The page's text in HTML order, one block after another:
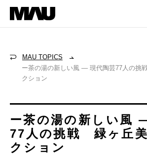
MAU TOPICS
ー茶の湯の新しい風 ― 現代陶芸77人の挑
クション
ー茶の湯の新しい風
77人の挑戦 緑ヶ丘
クション